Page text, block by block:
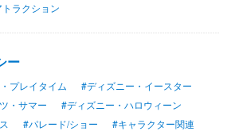
ラクション
ー
プレイタイム
#ディズニー・イースター
・サマー
#ディズニー・ハロウィーン
#パレード/ショー
#キャラクター関連